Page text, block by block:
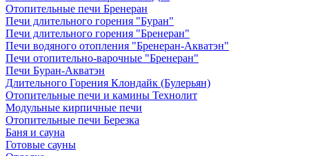
Отопительные печи Бренеран
Печи длительного горения "Буран"
Печи длительного горения "Бренеран"
Печи водяного отопления "Бренеран-Акватэн"
Печи отопительно-варочные "Бренеран"
Печи Буран-Акватэн
Длительного Горения Клондайк (Булерьян)
Отопительные печи и камины Технолит
Модульные кирпичные печи
Отопительные печи Березка
Баня и сауна
Готовые сауны